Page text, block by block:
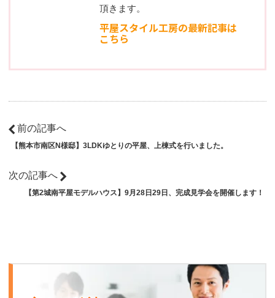
頂きます。
平屋スタイル工房の最新記事は
こちら
前の記事へ
【熊本市南区N様邸】3LDKゆとりの平屋、上棟式を行いました。
次の記事へ
【第2城南平屋モデルハウス】9月28日29日、完成見学会を開催します！